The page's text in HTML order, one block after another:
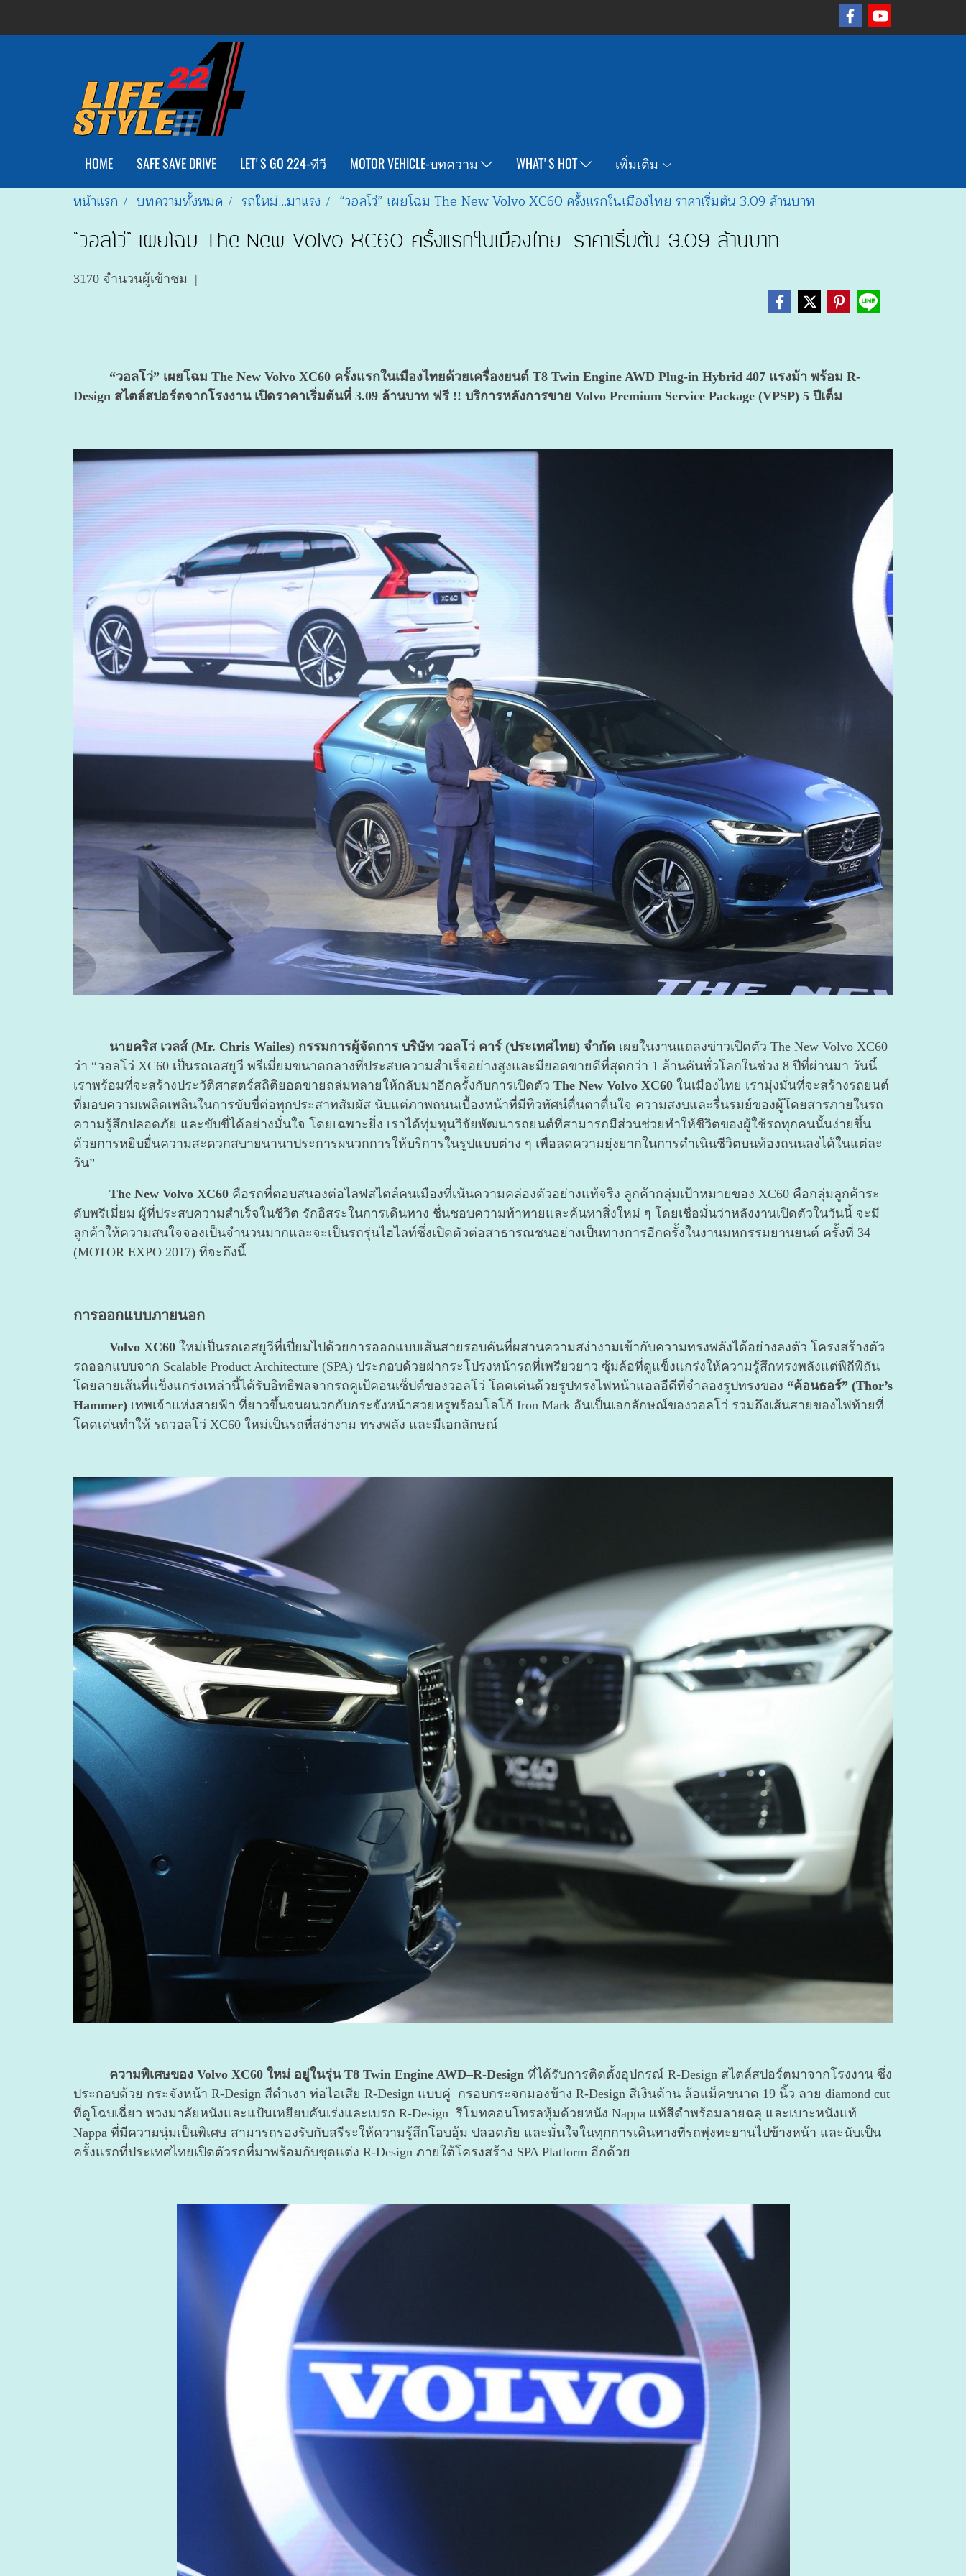
HOME SAFE SAVE DRIVE LET'S GO 224-ทีวี MOTOR VEHICLE-บทความ WHAT'S HOT เพิ่มเติม
หน้าแรก บทความทั้งหมด รถใหม่...มาแรง “วอลโว่” เผยโฉม The New Volvo XC60 ครั้งแรกในเมืองไทย ราคาเริ่มต้น 3.09 ล้านบาท
“วอลโว่” เผยโฉม The New Volvo XC60 ครั้งแรกในเมืองไทย ราคาเริ่มต้น 3.09 ล้านบาท
3170 จำนวนผู้เข้าชม |
“วอลโว่” เผยโฉม The New Volvo XC60 ครั้งแรกในเมืองไทยด้วยเครื่องยนต์ T8 Twin Engine AWD Plug-in Hybrid 407 แรงม้า พร้อม R-
Design สไตล์สปอร์ตจากโรงงาน เปิดราคาเริ่มต้นที่ 3.09 ล้านบาท ฟรี !! บริการหลังการขาย Volvo Premium Service Package (VPSP) 5 ปีเต็ม
นายคริส เวลส์ (Mr. Chris Wailes) กรรมการผู้จัดการ บริษัท วอลโว่ คาร์ (ประเทศไทย) จำกัด เผยในงานแถลงข่าวเปิดตัว The New Volvo XC60
ว่า “วอลโว่ XC60 เป็นรถเอสยูวี พรีเมี่ยมขนาดกลางที่ประสบความสำเร็จอย่างสูงและมียอดขายดีที่สุดกว่า 1 ล้านคันทั่วโลกในช่วง 8 ปีที่ผ่านมา วันนี้
เราพร้อมที่จะสร้างประวัติศาสตร์สถิติยอดขายถล่มทลายให้กลับมาอีกครั้งกับการเปิดตัว The New Volvo XC60 ในเมืองไทย เรามุ่งมั่นที่จะสร้างรถยนต์
ที่มอบความเพลิดเพลินในการขับขี่ต่อทุกประสาทสัมผัส นับแต่ภาพถนนเบื้องหน้าที่มีทิวทัศน์ตื่นตาตื่นใจ ความสงบและรื่นรมย์ของผู้โดยสารภายในรถ
ความรู้สึกปลอดภัย และขับขี่ได้อย่างมั่นใจ โดยเฉพาะยิ่ง เราได้ทุ่มทุนวิจัยพัฒนารถยนต์ที่สามารถมีส่วนช่วยทำให้ชีวิตของผู้ใช้รถทุกคนนั้นง่ายขึ้น
ด้วยการหยิบยื่นความสะดวกสบายนานาประการผนวกการให้บริการในรูปแบบต่าง ๆ เพื่อลดความยุ่งยากในการดำเนินชีวิตบนท้องถนนลงได้ในแต่ละ
วัน”
The New Volvo XC60 คือรถที่ตอบสนองต่อไลฟสไตล์คนเมืองที่เน้นความคล่องตัวอย่างแท้จริง ลูกค้ากลุ่มเป้าหมายของ XC60 คือกลุ่มลูกค้าระ
ดับพรีเมี่ยม ผู้ที่ประสบความสำเร็จในชีวิต รักอิสระในการเดินทาง ชื่นชอบความท้าทายและค้นหาสิ่งใหม่ ๆ โดยเชื่อมั่นว่าหลังงานเปิดตัวในวันนี้ จะมี
ลูกค้าให้ความสนใจจองเป็นจำนวนมากและจะเป็นรถรุ่นไฮไลท์ซึ่งเปิดตัวต่อสาธารณชนอย่างเป็นทางการอีกครั้งในงานมหกรรมยานยนต์ ครั้งที่ 34
(MOTOR EXPO 2017) ที่จะถึงนี้
การออกแบบภายนอก
Volvo XC60 ใหม่เป็นรถเอสยูวีที่เปี่ยมไปด้วยการออกแบบเส้นสายรอบคันที่ผสานความสง่างามเข้ากับความทรงพลังได้อย่างลงตัว โครงสร้างตัว
รถออกแบบจาก Scalable Product Architecture (SPA) ประกอบด้วยฝากระโปรงหน้ารถที่เพรียวยาว ซุ้มล้อที่ดูแข็งแกร่งให้ความรู้สึกทรงพลังแต่พิถีพิถัน
โดยลายเส้นที่แข็งแกร่งเหล่านี้ได้รับอิทธิพลจากรถคูเป้คอนเซ็ปต์ของวอลโว่ โดดเด่นด้วยรูปทรงไฟหน้าแอลอีดีที่จำลองรูปทรงของ “ค้อนธอร์” (Thor’s
Hammer) เทพเจ้าแห่งสายฟ้า ที่ยาวขึ้นจนผนวกกับกระจังหน้าสวยหรูพร้อมโลโก้ Iron Mark อันเป็นเอกลักษณ์ของวอลโว่ รวมถึงเส้นสายของไฟท้ายที่
โดดเด่นทำให้ รถวอลโว่ XC60 ใหม่เป็นรถที่สง่างาม ทรงพลัง และมีเอกลักษณ์
ความพิเศษของ Volvo XC60 ใหม่ อยู่ในรุ่น T8 Twin Engine AWD–R-Design ที่ได้รับการติดตั้งอุปกรณ์ R-Design สไตล์สปอร์ตมาจากโรงงาน ซึ่ง
ประกอบด้วย กระจังหน้า R-Design สีดำเงา ท่อไอเสีย R-Design แบบคู่ กรอบกระจกมองข้าง R-Design สีเงินด้าน ล้อแม็คขนาด 19 นิ้ว ลาย diamond cut
ที่ดูโฉบเฉี่ยว พวงมาลัยหนังและแป้นเหยียบคันเร่งและเบรก R-Design รีโมทคอนโทรลหุ้มด้วยหนัง Nappa แท้สีดำพร้อมลายฉลุ และเบาะหนังแท้
Nappa ที่มีความนุ่มเป็นพิเศษ สามารถรองรับกับสรีระให้ความรู้สึกโอบอุ้ม ปลอดภัย และมั่นใจในทุกการเดินทางที่รถพุ่งทะยานไปข้างหน้า และนับเป็น
ครั้งแรกที่ประเทศไทยเปิดตัวรถที่มาพร้อมกับชุดแต่ง R-Design ภายใต้โครงสร้าง SPA Platform อีกด้วย